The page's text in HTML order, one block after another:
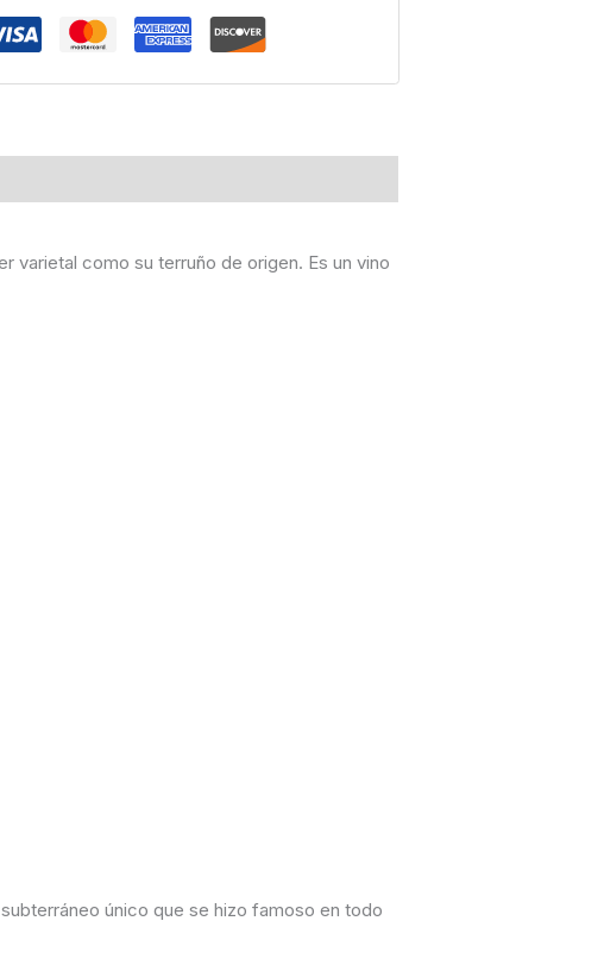
varietal como su terruño de origen. Es un vino
único que se hizo famoso en todo